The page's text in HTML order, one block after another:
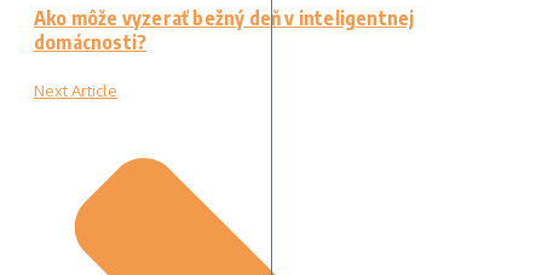
Ako môže vyzerať bežný deň v inteligentnej
domácnosti?
Next Article